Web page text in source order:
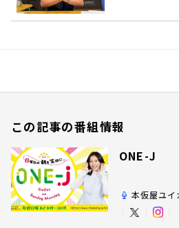
この記事の番組情報
ONE-J
本仮屋ユ